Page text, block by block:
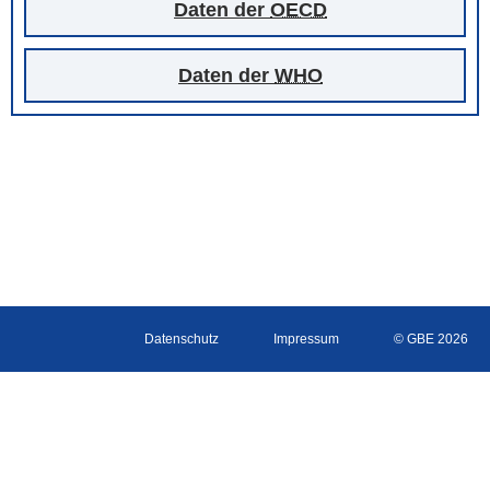
Daten der OECD
Daten der WHO
Datenschutz Impressum © GBE 2026